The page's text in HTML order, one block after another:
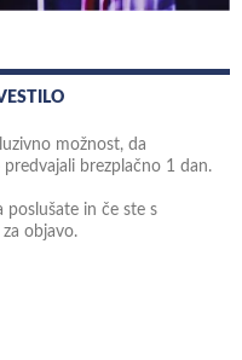
možnost, da
brezplačno 1 dan.
poslušate in če ste s
objavo.